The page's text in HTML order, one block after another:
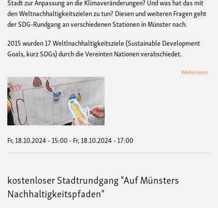
den Weltnachhaltigkeitszielen zu tun? Diesen und weiteren Fragen geht
der SDG-Rundgang an verschiedenen Stationen in Münster nach.
2015 wurden 17 Weltlnachhaltigkeitsziele (Sustainable Development
Goals, kurz SDGs) durch die Vereinten Nationen verabschiedet.
Weiterlesen
Fr, 18.10.2024 - 15:00- Fr, 18.10.2024 - 17:00
kostenloser Stadtrundgang "Auf Münsters
Nachhaltigkeitspfaden"